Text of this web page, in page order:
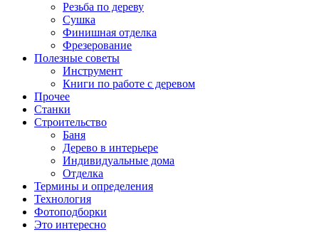
Резьба по дереву
Сушка
Финишная отделка
Фрезерование
Полезные советы
Инструмент
Книги по работе с деревом
Прочее
Станки
Строительство
Баня
Дерево в интерьере
Индивидуальные дома
Отделка
Термины и определения
Технология
Фотоподборки
Это интересно